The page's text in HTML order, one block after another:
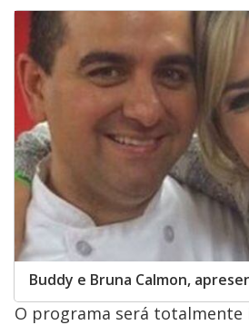
Buddy e Bruna Calmon,
O programa será